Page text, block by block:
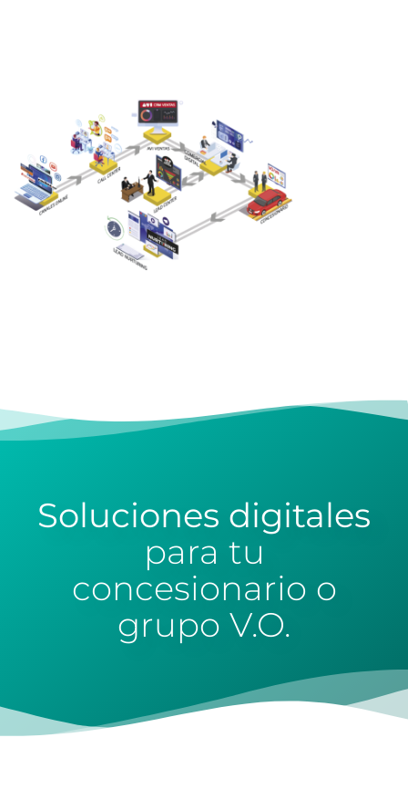
Soluciones digitales
para tu
concesionario o
grupo V.O.